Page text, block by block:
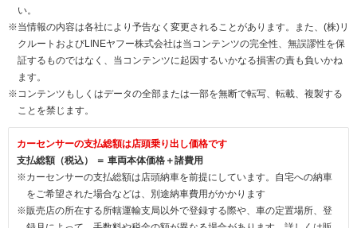
い。
※当情報の内容は各社により予告なく変更されることがあります。また、(株)リ
クルートおよびLINEヤフー株式会社は当コンテンツの完全性、無誤謬性を保
証するものではなく、当コンテンツに起因するいかなる損害の責も負いかね
ます。
※コンテンツもしくはデータの全部または一部を無断で転写、転載、複製する
ことを禁じます。
カーセンサーの支払総額は店頭乗り出し価格です
支払総額（税込） ＝ 車両本体価格＋諸費用
※カーセンサーの支払総額は店頭納車を前提にしています。自宅への納車
をご希望された場合などは、別途納車費用がかかります
※販売店の所在する所轄運輸支局以外で登録する際や、車の定置場所、登